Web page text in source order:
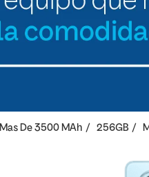
Mas De 3500 MAh 256GB